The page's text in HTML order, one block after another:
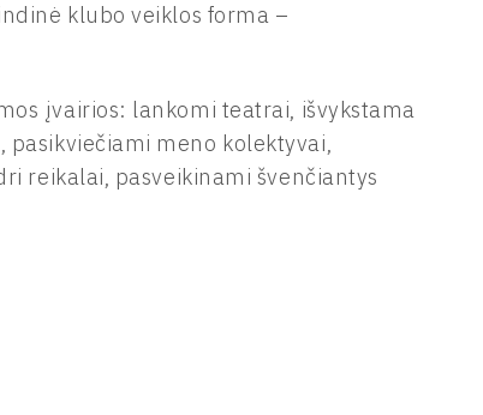
klubo veiklos forma –
įvairios: lankomi teatrai, išvykstama
pasikviečiami meno kolektyvai,
reikalai, pasveikinami švenčiantys